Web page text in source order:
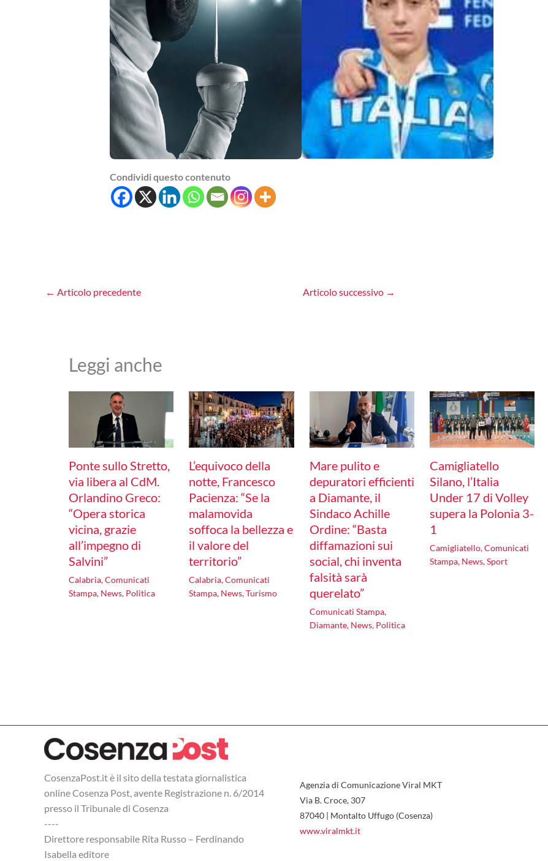
Condividi questo contenuto
← Articolo precedente Articolo successivo →
Leggi anche
Ponte sullo Stretto,
via libera al CdM.
Orlandino Greco:
“Opera storica
vicina, grazie
all’impegno di
Salvini”
Calabria,Comunicati
Stampa, News, Politica
L’equivoco della
notte, Francesco
Pacienza: “Se la
malamovida
soffoca la bellezza e
il valore del
territorio”
Calabria,Comunicati
Stampa, News,Turismo
Mare pulito e
depuratori efficienti
a Diamante, il
Sindaco Achille
Ordine: “Basta
diffamazioni sui
social, chi inventa
falsità sarà
querelato”
Comunicati Stampa,
Diamante, News, Politica
Camigliatello
Silano, l’Italia
Under 17 di Volley
supera la Polonia 3-
1
Camigliatello,Comunicati
Stampa, News,Sport
CosenzaPost.it è il sito della testata giornalistica
online Cosenza Post, avente Registrazione n. 6/2014
presso il Tribunale di Cosenza
----
Direttore responsabile Rita Russo – Ferdinando
Isabella editore
Agenzia di Comunicazione Viral MKT
Via B. Croce, 307
87040 | Montalto Uffugo (Cosenza)
www.viralmkt.it